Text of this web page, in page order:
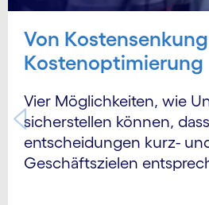
Von
Kostenoptimierung
Vier Möglichkeiten, wie
sicherstellen können,
entscheidungen kurz-
Geschäftszielen